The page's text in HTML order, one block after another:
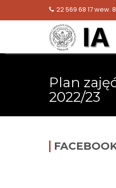
22 569 68 17 wew.
Plan
2022/23